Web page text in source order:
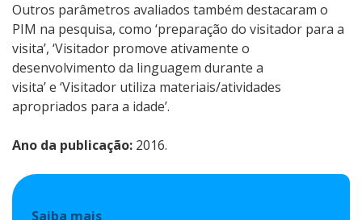
Outros parâmetros avaliados também destacaram o
PIM na pesquisa, como ‘preparação do visitador para a
visita’, ‘Visitador promove ativamente o
desenvolvimento da linguagem durante a
visita’ e ‘Visitador utiliza materiais/atividades
apropriados para a idade’.
Ano da publicação: 2016.
Saiba mais